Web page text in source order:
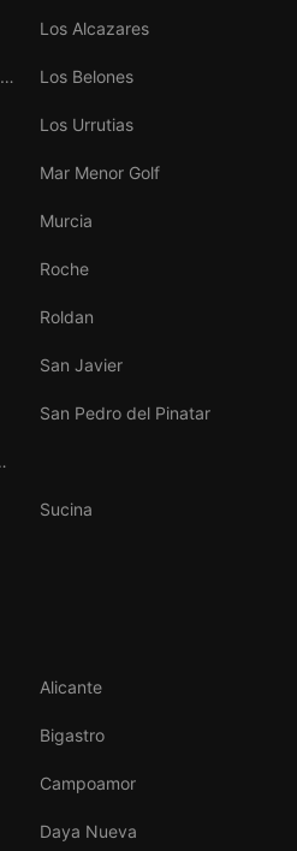
Los Alcazares
Los Belones
Los Urrutias
Mar Menor Golf
Murcia
Roche
Roldan
San Javier
San Pedro del Pinatar
Sucina
Alicante
Bigastro
Campoamor
Daya Nueva